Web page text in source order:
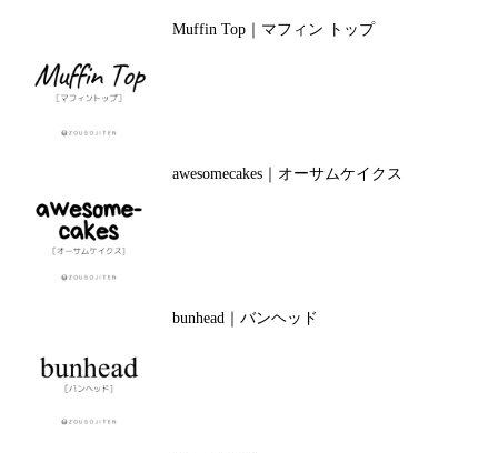
Muffin Top｜マフィン トップ
awesomecakes｜オーサムケイクス
bunhead｜バンヘッド